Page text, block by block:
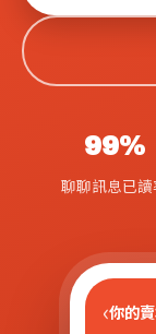
99%
聊聊訊息已讀
你的